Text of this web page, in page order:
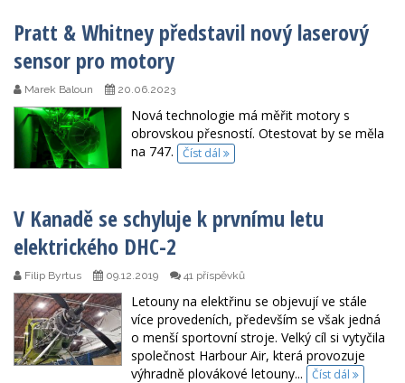
Pratt & Whitney představil nový laserový
sensor pro motory
Marek Baloun 20.06.2023
Nová technologie má měřit motory s
obrovskou přesností. Otestovat by se měla
na 747.
Číst dál
V Kanadě se schyluje k prvnímu letu
elektrického DHC-2
Filip Byrtus 09.12.2019 41 příspěvků
Letouny na elektřinu se objevují ve stále
více provedeních, především se však jedná
o menší sportovní stroje. Velký cíl si vytyčila
společnost Harbour Air, která provozuje
výhradně plovákové letouny...
Číst dál